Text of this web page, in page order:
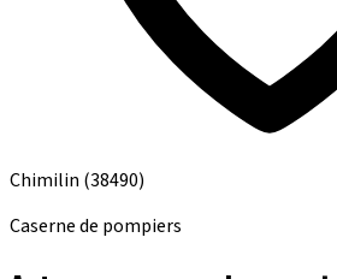
Chimilin (38490)
Caserne de pompiers